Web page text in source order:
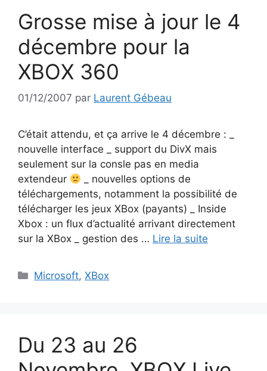
Grosse mise à jour le 4
décembre pour la
XBOX 360
01/12/2007 par Laurent Gébeau
C’était attendu, et ça arrive le 4 décembre : _
nouvelle interface _ support du DivX mais
seulement sur la consle pas en media
extendeur
_ nouvelles options de
téléchargements, notamment la possibilité de
télécharger les jeux XBox (payants) _ Inside
Xbox : un flux d’actualité arrivant directement
sur la XBox _ gestion des … Lire la suite
Catégories
Microsoft,XBox
Du 23 au 26